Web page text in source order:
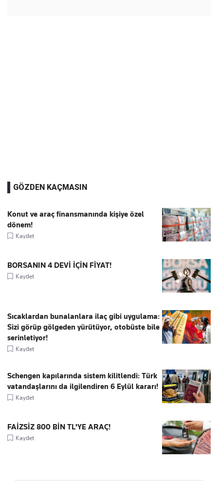
GÖZDEN KAÇMASIN
Konut ve araç finansmanında kişiye özel
dönem!
Kaydet
BORSANIN 4 DEVİ İÇİN FİYAT!
Kaydet
Sıcaklardan bunalanlara ilaç gibi uygulama:
Sizi görüp gölgeden yürütüyor, otobüste bile
serinletiyor!
Kaydet
Schengen kapılarında sistem kilitlendi: Türk
vatandaşlarını da ilgilendiren 6 Eylül kararı!
Kaydet
FAİZSİZ 800 BİN TL'YE ARAÇ!
Kaydet